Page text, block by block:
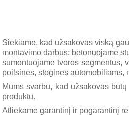
Siekiame, kad užsakovas viską
montavimo darbus: betonuojame
sumontuojame tvoros segmentus,
poilsines, stogines automobiliams,
Mums svarbu, kad užsakovas
produktu.
Atliekame garantinį ir pogarantinį